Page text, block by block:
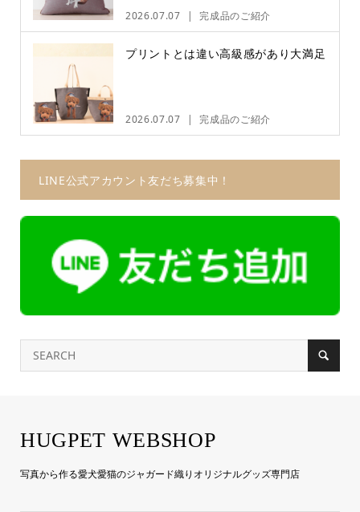
2026.07.07 完成品のご紹介
プリントとは違い高級感があり大満足
2026.07.07 完成品のご紹介
LINE公式アカウント友だち募集中！
HUGPET WEBSHOP
写真から作る愛犬愛猫のジャガード織りオリジナルグッズ専門店